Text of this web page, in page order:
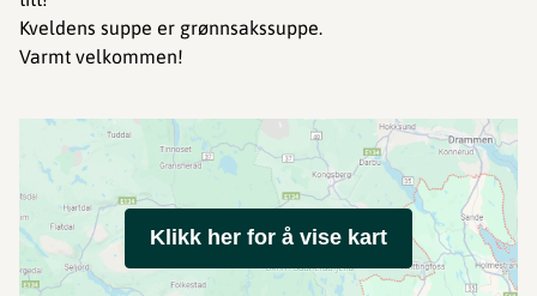
Kveldens suppe er grønnsakssuppe.
Varmt velkommen!
Klikk her for å vise kart